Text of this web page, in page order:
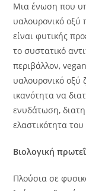
Μια ένωση που
υαλουρονικό οξύ
είναι φυτικής
το συστατικό
περιβάλλον,
υαλουρονικό οξύ
ικανότητα να
ενυδάτωση,
ελαστικότητα
Βιολογική
Πλούσια σε